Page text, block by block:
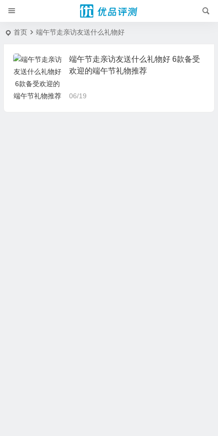
首页 端午节走亲访友送什么礼物好
端午节走亲访友送什么礼物好 6款备受
欢迎的端午节礼物推荐
06/19